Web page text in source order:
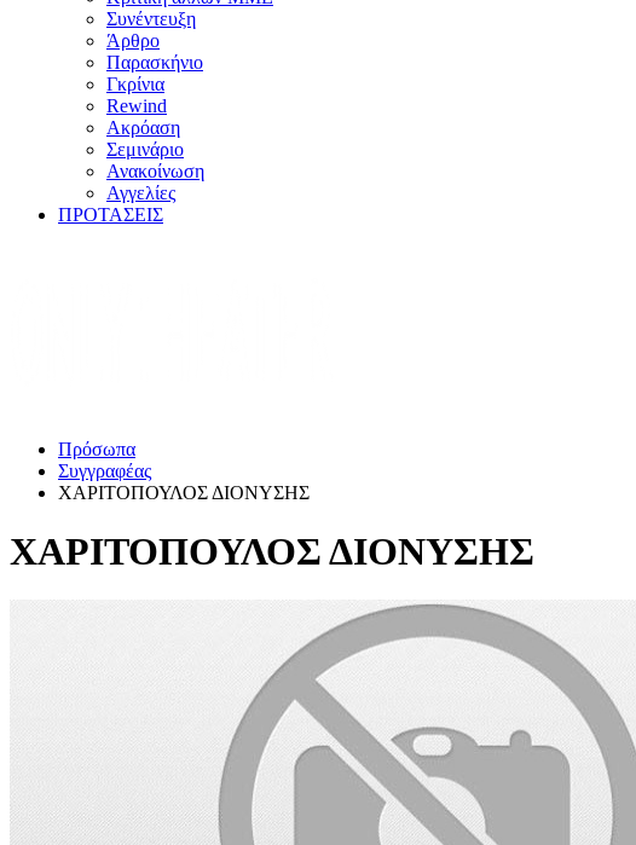
Συνέντευξη
Άρθρο
Παρασκήνιο
Γκρίνια
Rewind
Ακρόαση
Σεμινάριο
Ανακοίνωση
Αγγελίες
ΠΡΟΤΑΣΕΙΣ
Πρόσωπα
Συγγραφέας
ΧΑΡΙΤΟΠΟΥΛΟΣ ΔΙΟΝΥΣΗΣ
ΧΑΡΙΤΟΠΟΥΛΟΣ ΔΙΟΝΥΣΗΣ